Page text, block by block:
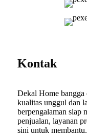
Kontak
Dekal Home bangga
kualitas unggul dan
berpengalaman siap
penjualan, layanan
sini untuk membantu.